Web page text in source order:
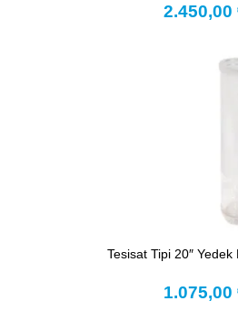
2.450,00
Tesisat Tipi 20″ Yedek
1.075,00